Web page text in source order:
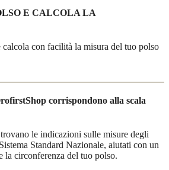
E CALCOLA LA
calcola con facilità la misura del tuo polso
corrispondono alla scala
le indicazioni sulle misure degli
Standard Nazionale, aiutati con un
la circonferenza del tuo polso.